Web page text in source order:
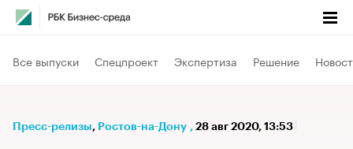
Все выпуски Спецпроект Экспертиза Решение
Пресс-релизы⁠, Ростов-на-Дону , 28 авг 2020, 13:53